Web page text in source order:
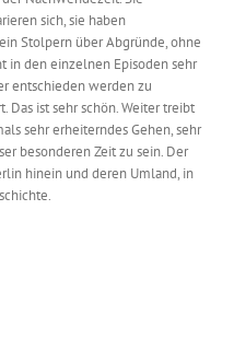
sich, sie haben
Stolpern über Abgründe, ohne
in den einzelnen Episoden sehr
entschieden werden zu
ist sehr schön. Weiter treibt
sehr erheiterndes Gehen, sehr
besonderen Zeit zu sein. Der
hinein und deren Umland, in